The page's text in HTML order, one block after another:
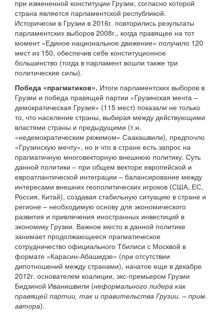
при измененной конституции Грузии, согласно которой
страна является парламентской республикой.
Исторически в Грузии в 2016г. повторились результаты
парламентских выборов 2008г., когда правящее на тот
момент «Единое национальное движение» получило 120
мест из 150, обеспечив себе конституционное
большинство (тогда в парламент вошли также три
политические силы).
Победа «прагматиков». Итоги парламентских выборов в
Грузии и победа правящей партии «Грузинская мечта –
демократическая Грузия» (115 мест) показали не только
то, что население страны, выбирая между действующими
властями страны и предыдущими (т.н.
«недемократическим режимом» Саакашвили), предпочло
«Грузинскую мечту», но и что в стране есть запрос на
прагматичную многовекторную внешнюю политику. Суть
данной политики – при общем векторе европейской и
евроатлантической интеграции – балансирование между
интересами внешних геополитических игроков (США, ЕС,
Россия, Китай), создавая стабильную ситуацию в стране и
регионе – необходимую основу для экономического
развития и привлечения иностранных инвестиций в
экономику Грузии. Важное место в данной политике
занимает продолжающееся прагматическое
сотрудничество официального Тбилиси с Москвой в
формате «Карасин-Абашидзе» (при отсутствии
дипотношений между странами), начатое еще в декабре
2012г. основателем коалиции, экс-премьером Грузии
Бидзиной Иванишвили (неформального лидера как
правящей партии, так и правительства Грузии. – прим.
автора).